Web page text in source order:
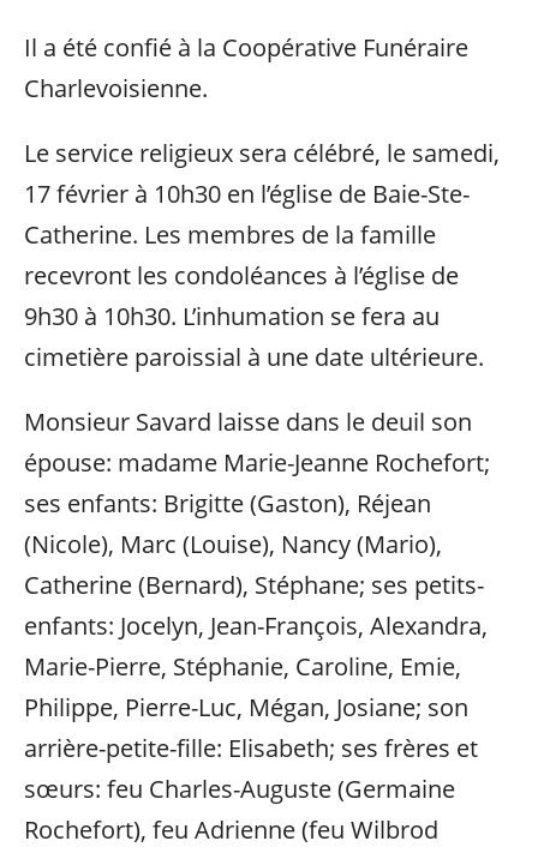
Il a été confié à la Coopérative Funéraire
Charlevoisienne.
Le service religieux sera célébré, le samedi,
17 février à 10h30 en l’église de Baie-Ste-
Catherine. Les membres de la famille
recevront les condoléances à l’église de
9h30 à 10h30. L’inhumation se fera au
cimetière paroissial à une date ultérieure.
Monsieur Savard laisse dans le deuil son
épouse: madame Marie-Jeanne Rochefort;
ses enfants: Brigitte (Gaston), Réjean
(Nicole), Marc (Louise), Nancy (Mario),
Catherine (Bernard), Stéphane; ses petits-
enfants: Jocelyn, Jean-François, Alexandra,
Marie-Pierre, Stéphanie, Caroline, Emie,
Philippe, Pierre-Luc, Mégan, Josiane; son
arrière-petite-fille: Elisabeth; ses frères et
sœurs: feu Charles-Auguste (Germaine
Rochefort), feu Adrienne (feu Wilbrod